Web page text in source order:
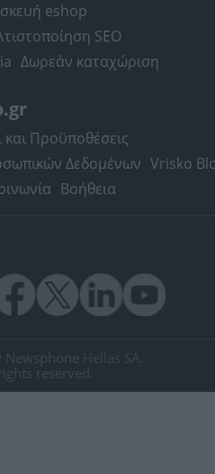
eshop
SEO
Δωρεάν καταχώριση
Προϋποθέσεις
Δεδομένων Vrisko
Βοήθεια
Hellas SA.
reserved.